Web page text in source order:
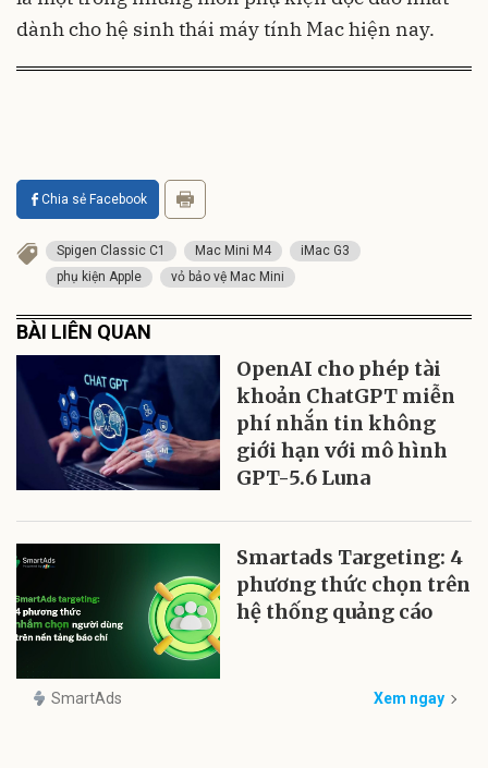
dành cho hệ sinh thái máy tính Mac hiện nay.
Chia sẻ Facebook
Spigen Classic C1 Mac Mini M4
iMac G3
phụ kiện Apple
vỏ bảo vệ Mac Mini
BÀI LIÊN QUAN
OpenAI cho phép tài
khoản ChatGPT miễn
phí nhắn tin không
giới hạn với mô hình
GPT-5.6 Luna
Smartads Targeting: 4
phương thức chọn trên
hệ thống quảng cáo
SmartAds Xem ngay